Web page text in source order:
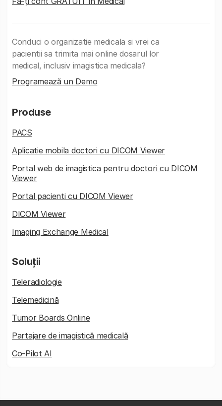
Conduci o organizatie medicala si vrei ca
pacientii sa trimita mai online dosarul lor
medical, inclusiv imagistica medicala?
Programează un Demo
Produse
PACS
Aplicatie mobila doctori cu DICOM Viewer
Portal web de imagistica pentru doctori cu DICOM
Viewer
Portal pacienti cu DICOM Viewer
DICOM Viewer
Imaging Exchange Medical
Soluții
Teleradiologie
Telemedicină
Tumor Boards Online
Partajare de imagistică medicală
Co-Pilot AI